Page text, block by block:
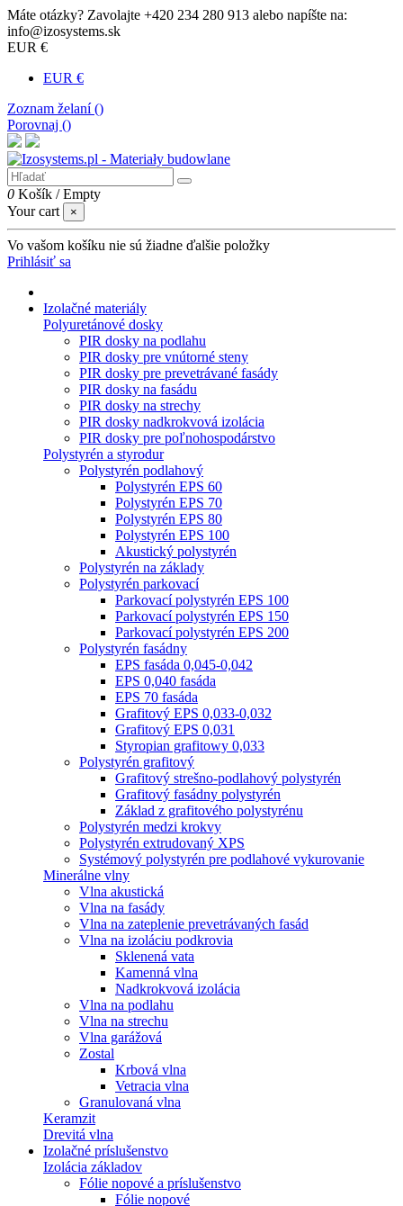
Máte otázky? Zavolajte +420 234 280 913 alebo napíšte na:
info@izosystems.sk
EUR €
EUR €
Zoznam želaní ()
Porovnaj ()
0 Košík /Empty
Your cart
×
Vo vašom košíku nie sú žiadne ďalšie položky
Prihlásiť sa
Izolačné materiály
Polyuretánové dosky
PIR dosky na podlahu
PIR dosky pre vnútorné steny
PIR dosky pre prevetrávané fasády
PIR dosky na fasádu
PIR dosky na strechy
PIR dosky nadkrokvová izolácia
PIR dosky pre poľnohospodárstvo
Polystyrén a styrodur
Polystyrén podlahový
Polystyrén EPS 60
Polystyrén EPS 70
Polystyrén EPS 80
Polystyrén EPS 100
Akustický polystyrén
Polystyrén na základy
Polystyrén parkovací
Parkovací polystyrén EPS 100
Parkovací polystyrén EPS 150
Parkovací polystyrén EPS 200
Polystyrén fasádny
EPS fasáda 0,045-0,042
EPS 0,040 fasáda
EPS 70 fasáda
Grafitový EPS 0,033-0,032
Grafitový EPS 0,031
Styropian grafitowy 0,033
Polystyrén grafitový
Grafitový strešno-podlahový polystyrén
Grafitový fasádny polystyrén
Základ z grafitového polystyrénu
Polystyrén medzi krokvy
Polystyrén extrudovaný XPS
Systémový polystyrén pre podlahové vykurovanie
Minerálne vlny
Vlna akustická
Vlna na fasády
Vlna na zateplenie prevetrávaných fasád
Vlna na izoláciu podkrovia
Sklenená vata
Kamenná vlna
Nadkrokvová izolácia
Vlna na podlahu
Vlna na strechu
Vlna garážová
Zostal
Krbová vlna
Vetracia vlna
Granulovaná vlna
Keramzit
Drevitá vlna
Izolačné príslušenstvo
Izolácia základov
Fólie nopové a príslušenstvo
Fólie nopové